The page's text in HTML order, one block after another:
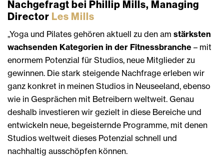
Nachgefragt bei Phillip Mills, Managing
Director Les Mills
„Yoga und Pilates gehören aktuell zu den am stärksten
wachsenden Kategorien in der Fitnessbranche – mit
enormem Potenzial für Studios, neue Mitglieder zu
gewinnen. Die stark steigende Nachfrage erleben wir
ganz konkret in meinen Studios in Neuseeland, ebenso
wie in Gesprächen mit Betreibern weltweit. Genau
deshalb investieren wir gezielt in diese Bereiche und
entwickeln neue, begeisternde Programme, mit denen
Studios weltweit dieses Potenzial schnell und
nachhaltig ausschöpfen können.